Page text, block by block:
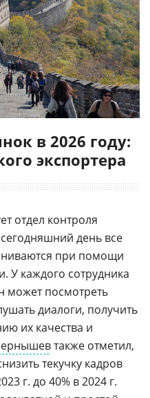
в 2026 году:
экспортера
отдел контроля
день все
при помощи
У каждого сотрудника
может посмотреть
диалоги, получить
их качества и
также отметил,
текучку кадров
г. до 40% в 2024 г.